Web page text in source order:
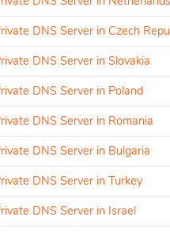
DNS Server in Czech
DNS Server in Slovakia
DNS Server in Poland
DNS Server in Romania
DNS Server in Bulgaria
DNS Server in Turkey
DNS Server in Israel